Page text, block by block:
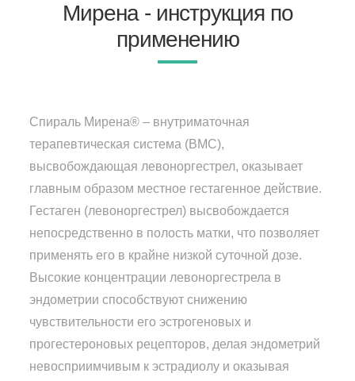
Мирена - инструкция по
применению
Спираль Мирена® – внутриматочная
терапевтическая система (ВМС),
высвобождающая левоноргестрел, оказывает
главным образом местное гестагенное действие.
Гестаген (левоноргестрел) высвобождается
непосредственно в полость матки, что позволяет
применять его в крайне низкой суточной дозе.
Высокие концентрации левоноргестрела в
эндометрии способствуют снижению
чувствительности его эстрогеновых и
прогестероновых рецепторов, делая эндометрий
невосприимчивым к эстрадиолу и оказывая